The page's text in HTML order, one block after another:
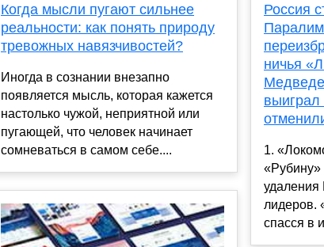
Когда мысли пугают сильнее
реальности: как понять природу
тревожных навязчивостей?
Иногда в сознании внезапно
появляется мысль, которая кажется
настолько чужой, неприятной или
пугающей, что человек начинает
сомневаться в самом себе....
Россия
ничья
1.
удаления
лидеров.
спасся в